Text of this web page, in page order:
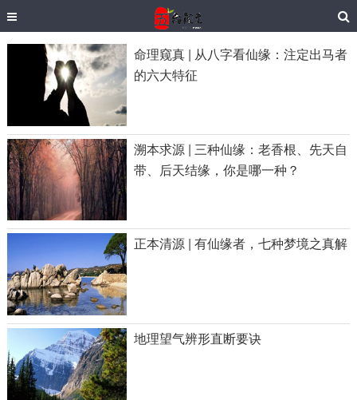
命理窥真 | 从八字看仙缘：注定出马者
的六大特征
溯本求源 | 三种仙缘：老香根、先天自
带、后天结缘，你是哪一种？
正本清源 | 有仙缘者，七种梦境之真解
地理望气辨形直断要诀